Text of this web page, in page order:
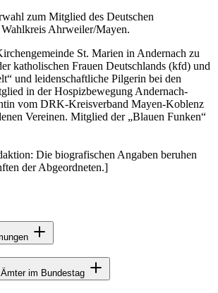
zum Mitglied des Deutschen
Ahrweiler/Mayen.
St. Marien in Andernach zu
katholischen Frauen Deutschlands (kfd) und
und leidenschaftliche Pilgerin bei den
in der Hospizbewegung Andernach-
vom DRK-Kreisverband Mayen-Koblenz
Vereinen. Mitglied der „Blauen Funken“
Die biografischen Angaben beruhen
der Abgeordneten.]
im Bundestag